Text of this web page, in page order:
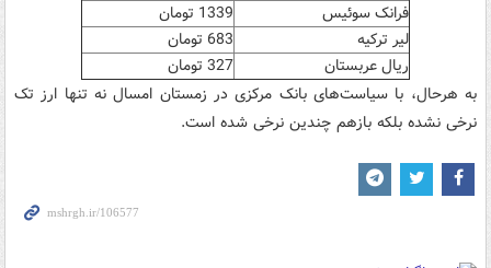
فرانک سوئیس
1339 تومان
لیر ترکیه
683 تومان
ریال عربستان
327 تومان
به هرحال، با سیاست‌های بانک مرکزی در زمستان امسال نه تنها ارز تک
نرخی نشده بلکه بازهم چندین نرخی شده است.